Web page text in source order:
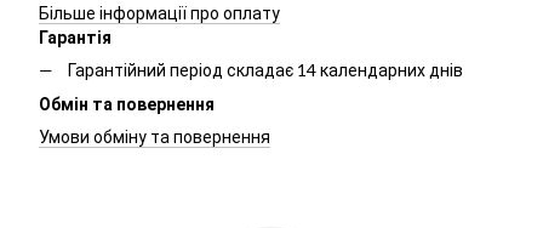
Більше інформації про оплату
Гарантія
Гарантійний період складає 14 календарних днів
Обмін та повернення
Умови обміну та повернення